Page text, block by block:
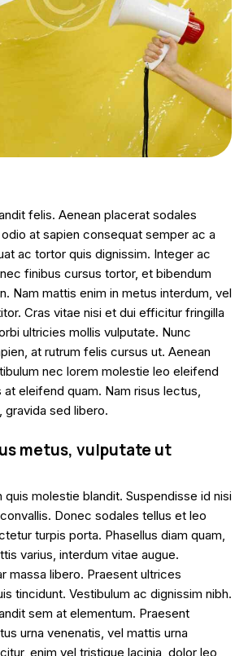
felis. Aenean placerat sodales
at sapien consequat semper ac a
ac tortor quis dignissim. Integer ac
finibus cursus tortor, et bibendum
Nam mattis enim in metus interdum, vel
Cras vitae nisi et dui efficitur fringilla
ultricies mollis vulputate. Nunc
at rutrum felis cursus ut. Aenean
nec lorem molestie leo eleifend
eleifend quam. Nam risus lectus,
gravida sed libero.
metus, vulputate ut
quis molestie blandit. Suspendisse id nisi
Donec sodales tellus et leo
turpis porta. Phasellus diam quam,
varius, interdum vitae augue.
massa libero. Praesent ultrices
tincidunt. Vestibulum ac dignissim nibh.
sem at elementum. Praesent
urna venenatis, vel mattis urna
enim vel tristique lacinia, dolor leo